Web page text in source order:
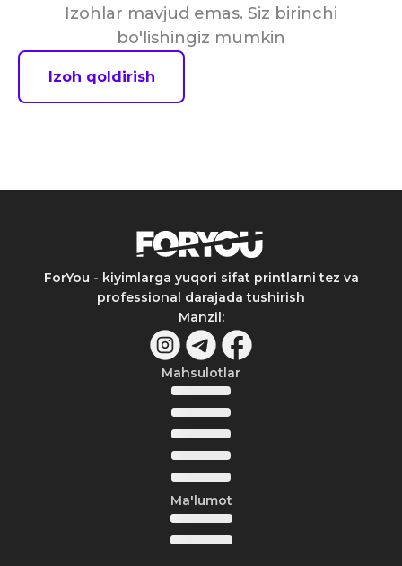
Izohlar mavjud emas. Siz birinchi
bo'lishingiz mumkin
Izoh qoldirish
ForYou - kiyimlarga yuqori sifat printlarni tez va
professional darajada tushirish
Manzil:
Mahsulotlar
Ma'lumot